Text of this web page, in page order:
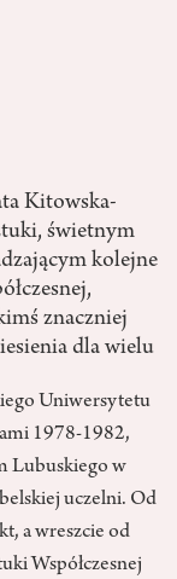
Kitowska-
świetnym
kolejne
znaczniej
dla wielu
Uniwersytetu
1978-1982,
Lubuskiego w
uczelni. Od
a wreszcie od
Współczesnej